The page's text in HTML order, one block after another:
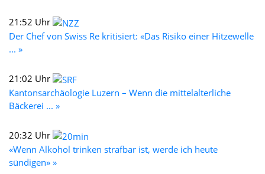
21:52 Uhr
Der Chef von Swiss Re kritisiert: «Das Risiko einer Hitzewelle
... »
21:02 Uhr
Kantonsarchäologie Luzern – Wenn die mittelalterliche
Bäckerei ... »
20:32 Uhr
«Wenn Alkohol trinken strafbar ist, werde ich heute
sündigen» »